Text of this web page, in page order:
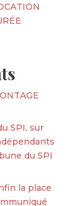
SPI, sur
du SPI
la place